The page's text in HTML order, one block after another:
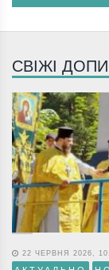
СВІЖІ
22 ЧЕРВНЯ 2026,